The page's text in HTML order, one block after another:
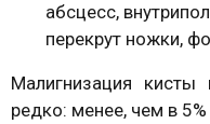
абсцесс,
перекрут ножки,
Малигнизация кисты
редко: менее, чем в 5%